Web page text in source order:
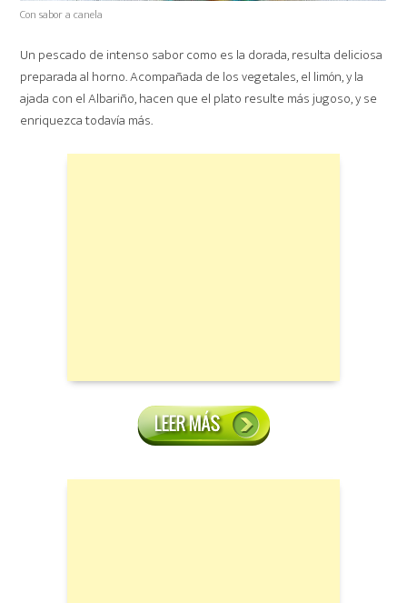
Con sabor a canela
Un pescado de intenso sabor como es la dorada, resulta deliciosa
preparada al horno. Acompañada de los vegetales, el limón, y la
ajada con el Albariño, hacen que el plato resulte más jugoso, y se
enriquezca todavía más.